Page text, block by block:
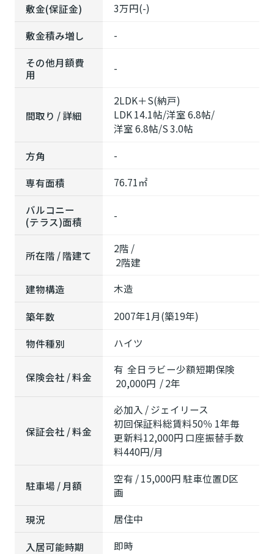
敷金(保証金) 3万円(-)
敷金積み増し -
その他月額費
用
-
間取り / 詳細
2LDK＋S(納戸)
LDK 14.1帖/洋室 6.8帖/
洋室 6.8帖/S 3.0帖
方角 -
専有面積 76.71㎡
バルコニー
(テラス)面積
-
所在階 / 階建て
2階 /
2階建
建物構造 木造
築年数 2007年1月(築19年)
物件種別 ハイツ
保険会社 / 料金
有 全日ラビー少額短期保険
20,000円 / 2年
保証会社 / 料金
必加入 / ジェイリース
初回保証料総賃料50％ 1年毎
更新料12,000円 口座振替手数
料440円/月
駐車場 / 月額
空有 / 15,000円 駐車位置D区
画
現況 居住中
入居可能時期 即時